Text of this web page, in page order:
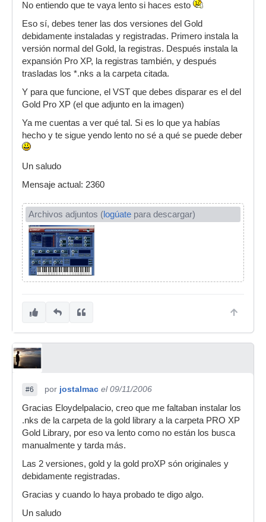
No entiendo que te vaya lento si haces esto
Eso sí, debes tener las dos versiones del Gold
debidamente instaladas y registradas. Primero instala la
versión normal del Gold, la registras. Después instala la
expansión Pro XP, la registras también, y después
trasladas los *.nks a la carpeta citada.
Y para que funcione, el VST que debes disparar es el del
Gold Pro XP (el que adjunto en la imagen)
Ya me cuentas a ver qué tal. Si es lo que ya habías
hecho y te sigue yendo lento no sé a qué se puede deber
Un saludo
Mensaje actual: 2360
Archivos adjuntos (logúate para descargar)
#6 por jostalmac el 09/11/2006
Gracias Eloydelpalacio, creo que me faltaban instalar los
.nks de la carpeta de la gold library a la carpeta PRO XP
Gold Library, por eso va lento como no están los busca
manualmente y tarda más.
Las 2 versiones, gold y la gold proXP són originales y
debidamente registradas.
Gracias y cuando lo haya probado te digo algo.
Un saludo